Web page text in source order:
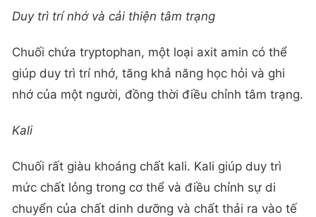
Duy trì trí nhớ và cải thiện tâm trạng
Chuối chứa tryptophan, một loại axit amin có thể
giúp duy trì trí nhớ, tăng khả năng học hỏi và ghi
nhớ của một người, đồng thời điều chỉnh tâm trạng.
Kali
Chuối rất giàu khoáng chất kali. Kali giúp duy trì
mức chất lỏng trong cơ thể và điều chỉnh sự di
chuyển của chất dinh dưỡng và chất thải ra vào tế